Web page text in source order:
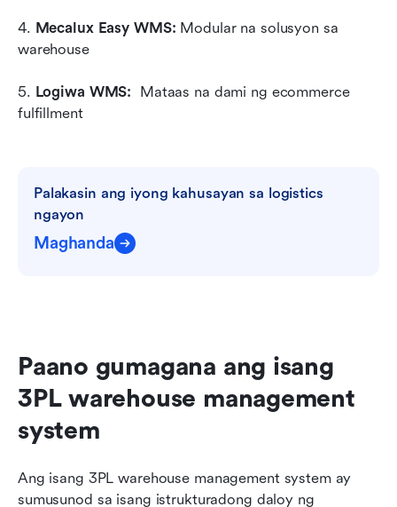
4. Mecalux Easy WMS: Modular na solusyon sa
warehouse
5. Logiwa WMS:
Mataas na dami ng ecommerce
fulfillment
Palakasin ang iyong kahusayan sa logistics
ngayon
Maghanda
Paano gumagana ang isang
3PL warehouse management
system
Ang isang 3PL warehouse management system ay
sumusunod sa isang istrukturadong daloy ng